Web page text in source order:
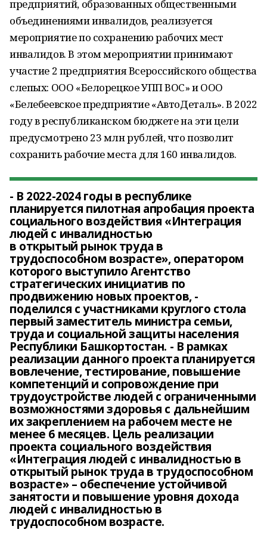
предприятий, образованных общественными
объединениями инвалидов, реализуется
мероприятие по сохранению рабочих мест
инвалидов. В этом мероприятии принимают
участие 2 предприятия Всероссийского общества
слепых: ООО «Белорецкое УПП ВОС» и ООО
«Белебеевское предприятие «АвтоДеталь». В 2022
году в республиканском бюджете на эти цели
предусмотрено 23 млн рублей, что позволит
сохранить рабочие места для 160 инвалидов.
- В 2022-2024 годы в республике
планируется пилотная апробация проекта
социального воздействия «Интеграция
людей с инвалидностью
в открытый рынок труда в
трудоспособном возрасте», оператором
которого выступило Агентство
стратегических инициатив по
продвижению новых проектов, -
поделился с участниками круглого стола
первый заместитель министра семьи,
труда и социальной защиты населения
Республики Башкортостан. - В рамках
реализации данного проекта планируется
вовлечение, тестирование, повышение
компетенций и сопровождение при
трудоустройстве людей с ограниченными
возможностями здоровья с дальнейшим
их закреплением на рабочем месте не
менее 6 месяцев. Цель реализации
проекта социального воздействия
«Интеграция людей с инвалидностью в
открытый рынок труда в трудоспособном
возрасте» – обеспечение устойчивой
занятости и повышение уровня дохода
людей с инвалидностью в
трудоспособном возрасте.